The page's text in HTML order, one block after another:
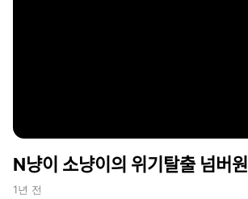
N냥이 소냥이의 위기탈출 넘버원
1년 전